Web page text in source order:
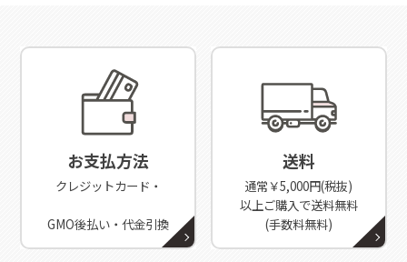
お支払方法
クレジットカード・
GMO後払い・代金引換
送料
通常￥5,000円(税抜)
以上ご購入で送料無料
(手数料無料)